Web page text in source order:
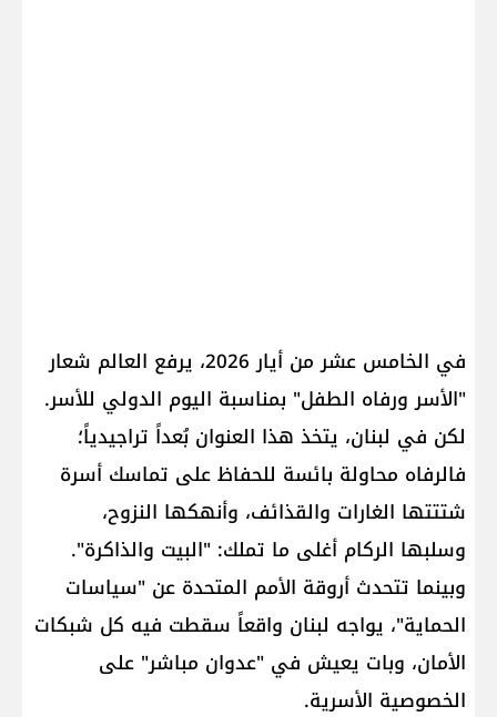
في الخامس عشر من أيار 2026، يرفع العالم شعار
"الأسر ورفاه الطفل" بمناسبة اليوم الدولي للأسر.
لكن في لبنان، يتخذ هذا العنوان بُعداً تراجيدياً؛
فالرفاه محاولة بائسة للحفاظ على تماسك أسرة
شتتتها الغارات والقذائف، وأنهكها النزوح،
وسلبها الركام أغلى ما تملك: "البيت والذاكرة".
وبينما تتحدث أروقة الأمم المتحدة عن "سياسات
الحماية"، يواجه لبنان واقعاً سقطت فيه كل شبكات
الأمان، وبات يعيش في "عدوان مباشر" على
الخصوصية الأسرية.